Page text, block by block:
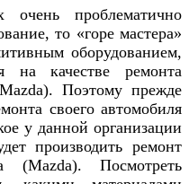
проблематично
то «горе мастера»
оборудованием,
на качестве ремонта
. Поэтому прежде
своего автомобиля
у данной организации
производить ремонт
(Mazda). Посмотреть